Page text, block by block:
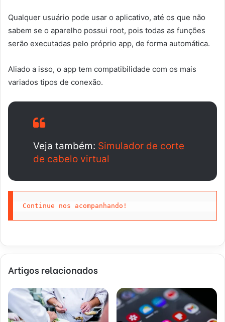
Qualquer usuário pode usar o aplicativo, até os que não
sabem se o aparelho possui root, pois todas as funções
serão executadas pelo próprio app, de forma automática.
Aliado a isso, o app tem compatibilidade com os mais
variados tipos de conexão.
Veja também: Simulador de corte
de cabelo virtual
Continue nos acompanhando!
Artigos relacionados